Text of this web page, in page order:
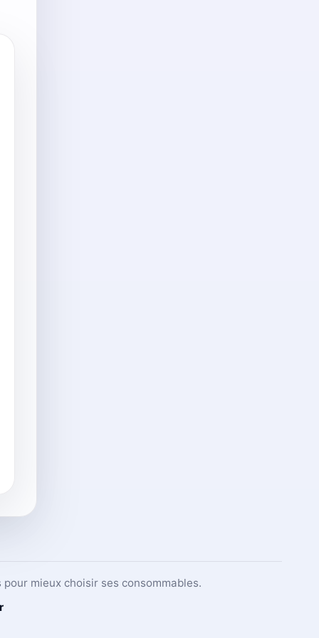
mieux choisir ses consommables.